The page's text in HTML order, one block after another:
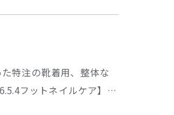
特注の靴着用、整体な
フットネイルケア】…